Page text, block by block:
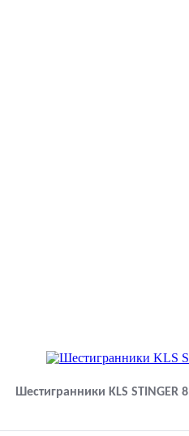
Шестигранники KLS STINGER 8